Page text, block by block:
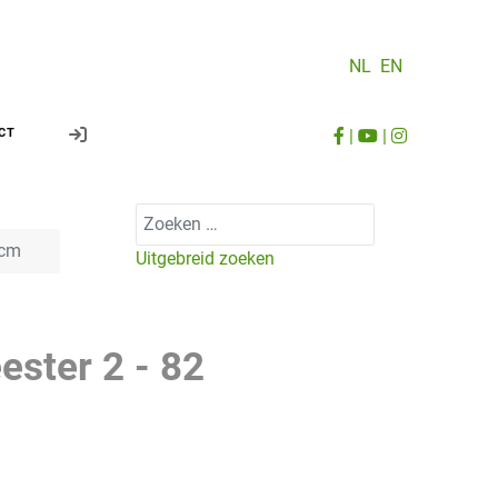
NL EN
| |
Zoeken
Uitgebreid zoeken
2 - 82